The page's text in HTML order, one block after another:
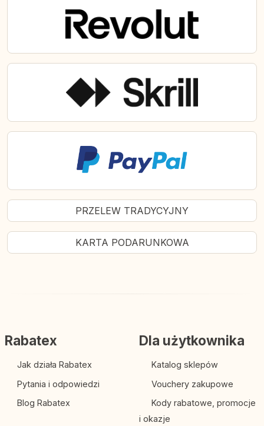
PRZELEW TRADYCYJNY
KARTA PODARUNKOWA
Rabatex
Jak działa Rabatex
Pytania i odpowiedzi
Blog Rabatex
Dla użytkownika
Katalog sklepów
Vouchery zakupowe
Kody rabatowe, promocje
i okazje